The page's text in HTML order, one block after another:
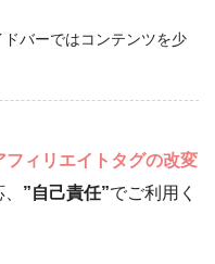
バーではコンテンツを少
フィリエイトタグの改変
”自己責任”でご利用く